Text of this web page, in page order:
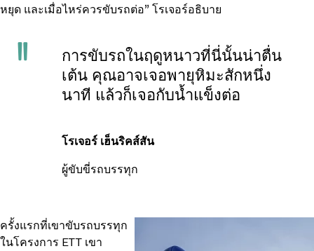
หยุด และเมื่อไหร่ควรขับรถต่อ” โรเจอร์อธิบาย
การขับรถในฤดูหนาวที่นี่นั้นน่าตื่น
เต้น คุณอาจเจอพายุหิมะสักหนึ่ง
นาที แล้วก็เจอกับน้ำแข็งต่อ
โรเจอร์ เฮ็นริคส์สัน
ผู้ขับขี่รถบรรทุก
ครั้งแรกที่เขาขับรถบรรทุก
ในโครงการ ETT เขา